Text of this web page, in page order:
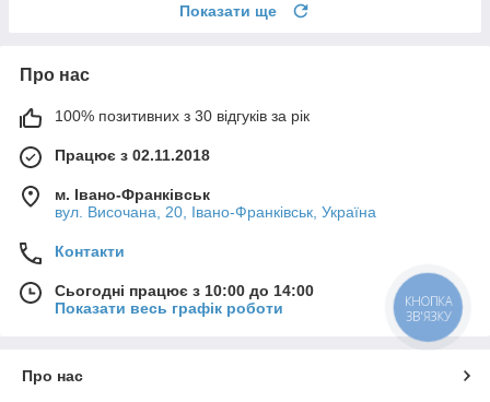
Показати ще
Про нас
100% позитивних з 30 відгуків за рік
Працює з 02.11.2018
м. Івано-Франківськ
вул. Височана, 20, Івано-Франківськ, Україна
Контакти
Сьогодні працює з 10:00 до 14:00
Показати весь графік роботи
Про нас
КНОПКА
ЗВ'ЯЗКУ